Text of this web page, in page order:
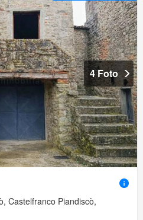
4 Foto
Castelfranco Piandiscò,